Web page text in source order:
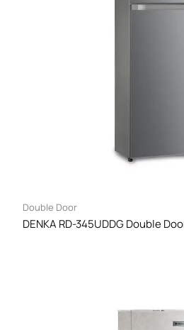
Double Door
DENKA RD-345UDDG Double